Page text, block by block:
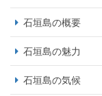
石垣島の概要
石垣島の魅力
石垣島の気候